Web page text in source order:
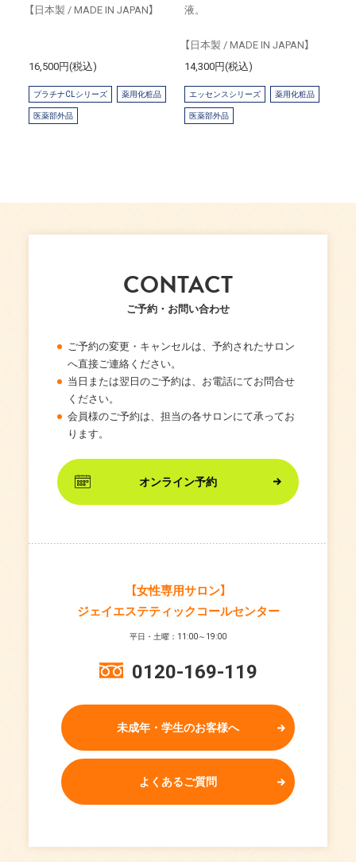
【日本製 / MADE IN JAPAN】
16,500円(税込)
プラチナCLシリーズ 薬用化粧品
医薬部外品
液。
【日本製 / MADE IN JAPAN】
14,300円(税込)
エッセンスシリーズ 薬用化粧品
医薬部外品
CONTACT
ご予約・お問い合わせ
ご予約の変更・キャンセルは、予約されたサロン
へ直接ご連絡ください。
当日または翌日のご予約は、お電話にてお問合せ
ください。
会員様のご予約は、担当の各サロンにて承ってお
ります。
オンライン予約
【女性専用サロン】
ジェイエステティックコールセンター
平日・土曜：11:00～19:00
0120-169-119
未成年・学生のお客様へ
よくあるご質問